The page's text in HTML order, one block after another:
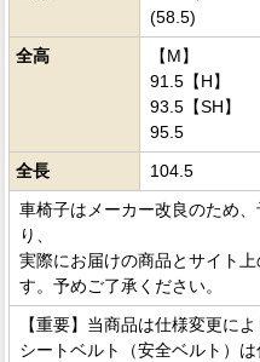
(58.5)
全高
【M】
91.5【H】
93.5【SH】
95.5
全長
104.5
車椅子はメーカー改良のため
り、
実際にお届けの商品とサイト
す。予めご了承ください。
【重要】当商品は仕様変更に
シートベルト（安全ベルト）